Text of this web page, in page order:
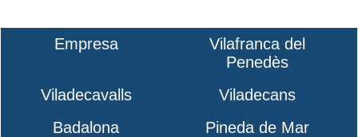
Empresa
Vilafranca del
Penedès
Viladecavalls
Viladecans
Badalona
Pineda de Mar